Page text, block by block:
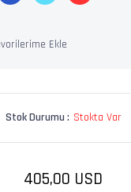
Stok Durumu : Stokta Var
405,00 USD